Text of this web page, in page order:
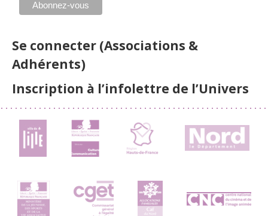
Se connecter (Associations &
Adhérents)
Inscription à l’infolettre de l’Univers